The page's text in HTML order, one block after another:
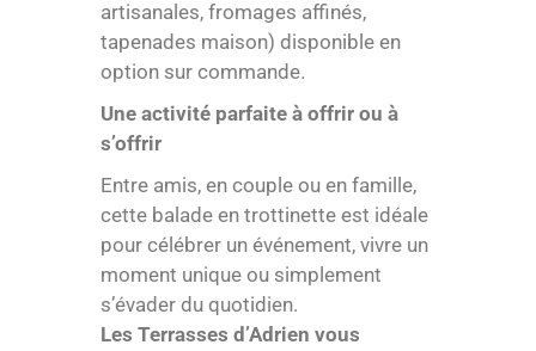
artisanales, fromages affinés,
tapenades maison) disponible en
option sur commande.
Une activité parfaite à offrir ou à
s’offrir
Entre amis, en couple ou en famille,
cette balade en trottinette est idéale
pour célébrer un événement, vivre un
moment unique ou simplement
s’évader du quotidien.
Les Terrasses d’Adrien vous